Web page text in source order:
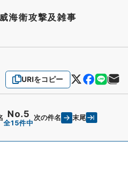
海衛攻撃及雑事
URIをコピー
No.5
全15件中
次の件名 末尾